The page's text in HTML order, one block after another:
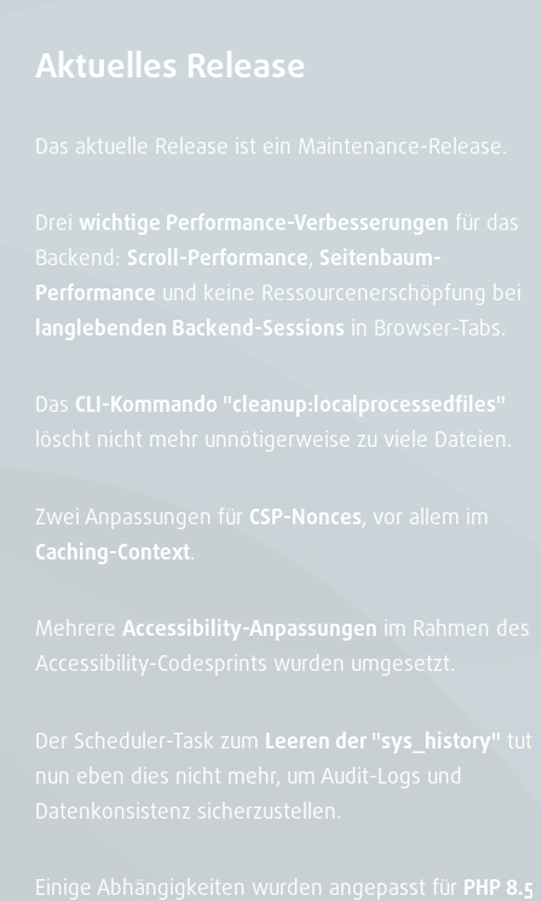
Aktuelles Release
Das aktuelle Release ist ein Maintenance-Release.
Drei wichtige Performance-Verbesserungen für das
Backend: Scroll-Performance, Seitenbaum-
Performance und keine Ressourcenerschöpfung bei
langlebenden Backend-Sessions in Browser-Tabs.
Das CLI-Kommando "cleanup:localprocessedfiles"
löscht nicht mehr unnötigerweise zu viele Dateien.
Zwei Anpassungen für CSP-Nonces, vor allem im
Caching-Context.
Mehrere Accessibility-Anpassungen im Rahmen des
Accessibility-Codesprints wurden umgesetzt.
Der Scheduler-Task zum Leeren der "sys_history" tut
nun eben dies nicht mehr, um Audit-Logs und
Datenkonsistenz sicherzustellen.
Einige Abhängigkeiten wurden angepasst für PHP 8.5